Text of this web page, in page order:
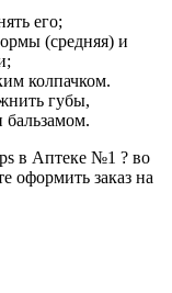
его;
(средняя) и
колпачком.
губы,
бальзамом.
в Аптеке №1 ? во
оформить заказ на